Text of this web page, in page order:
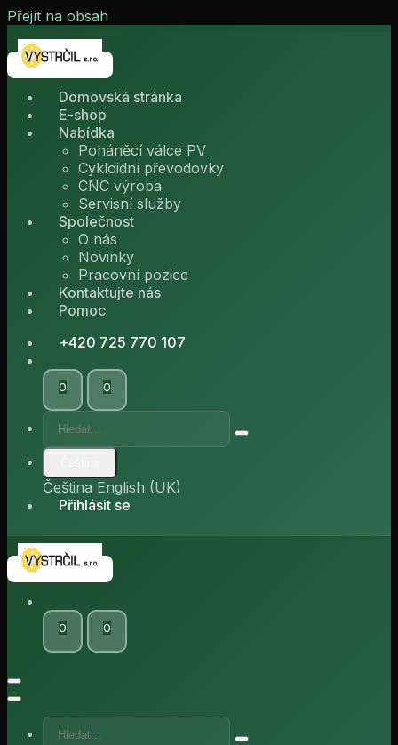
Přejít na obsah
Domovská stránka
E-shop
Nabídka
Poháněcí válce PV
Cykloidní převodovky
CNC výroba
Servisní služby
Společnost
O nás
Novinky
Pracovní pozice
Kontaktujte nás
Pomoc
+420 725 770 107
0 0
Čeština English (UK)
Přihlásit se
0 0